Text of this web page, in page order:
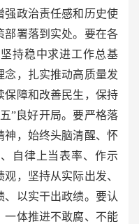
强政治责任感和历史使
部署落到实处。要在各
持稳中求进工作总基
念，扎实推动高质量发
保障和改善民生，保持
”良好开局。要严格落
神，始终头脑清醒、怀
自律上当表率、作示
，坚持从实际出发、
以实干出政绩。要认
一体推进不敢腐、不能